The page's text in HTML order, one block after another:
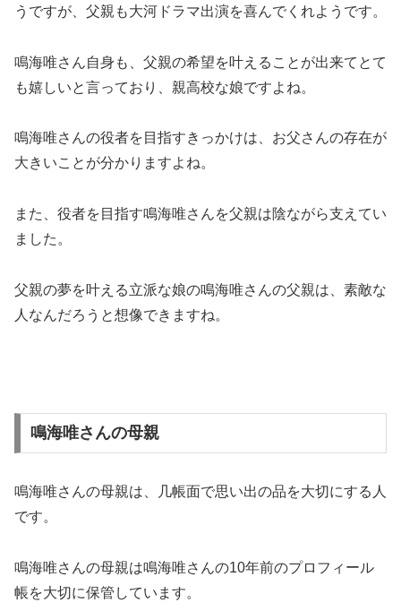
うですが、父親も大河ドラマ出演を喜んでくれようです。
鳴海唯さん自身も、父親の希望を叶えることが出来てとて
も嬉しいと言っており、親高校な娘ですよね。
鳴海唯さんの役者を目指すきっかけは、お父さんの存在が
大きいことが分かりますよね。
また、役者を目指す鳴海唯さんを父親は陰ながら支えてい
ました。
父親の夢を叶える立派な娘の鳴海唯さんの父親は、素敵な
人なんだろうと想像できますね。
鳴海唯さんの母親
鳴海唯さんの母親は、几帳面で思い出の品を大切にする人
です。
鳴海唯さんの母親は鳴海唯さんの10年前のプロフィール
帳を大切に保管しています。